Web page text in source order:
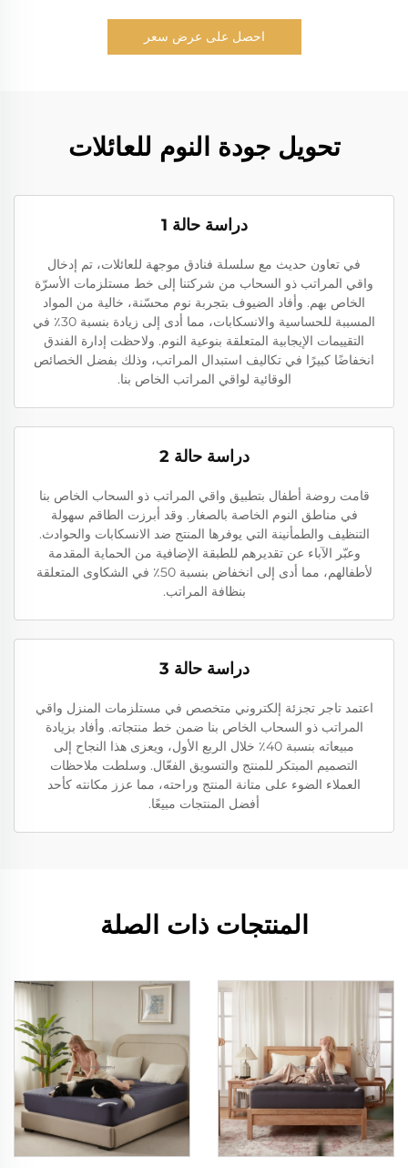
احصل على عرض سعر
تحويل جودة النوم للعائلات
دراسة حالة 1
في تعاون حديث مع سلسلة فنادق موجهة للعائلات، تم إدخال
واقي المراتب ذو السحاب من شركتنا إلى خط مستلزمات الأسرّة
الخاص بهم. وأفاد الضيوف بتجربة نوم محسّنة، خالية من المواد
المسببة للحساسية والانسكابات، مما أدى إلى زيادة بنسبة 30٪ في
التقييمات الإيجابية المتعلقة بنوعية النوم. ولاحظت إدارة الفندق
انخفاضًا كبيرًا في تكاليف استبدال المراتب، وذلك بفضل الخصائص
الوقائية لواقي المراتب الخاص بنا.
دراسة حالة 2
قامت روضة أطفال بتطبيق واقي المراتب ذو السحاب الخاص بنا
في مناطق النوم الخاصة بالصغار. وقد أبرزت الطاقم سهولة
التنظيف والطمأنينة التي يوفرها المنتج ضد الانسكابات والحوادث.
وعبّر الآباء عن تقديرهم للطبقة الإضافية من الحماية المقدمة
لأطفالهم، مما أدى إلى انخفاض بنسبة 50٪ في الشكاوى المتعلقة
بنظافة المراتب.
دراسة حالة 3
اعتمد تاجر تجزئة إلكتروني متخصص في مستلزمات المنزل واقي
المراتب ذو السحاب الخاص بنا ضمن خط منتجاته. وأفاد بزيادة
مبيعاته بنسبة 40٪ خلال الربع الأول، ويعزى هذا النجاح إلى
التصميم المبتكر للمنتج والتسويق الفعّال. وسلطت ملاحظات
العملاء الضوء على متانة المنتج وراحته، مما عزز مكانته كأحد
أفضل المنتجات مبيعًا.
المنتجات ذات الصلة